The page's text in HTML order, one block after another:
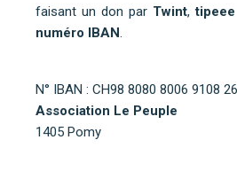
faisant un don par Twint,tipeee
numéro IBAN.
N° IBAN : CH98 8080 8006 9108
Association Le Peuple
1405 Pomy